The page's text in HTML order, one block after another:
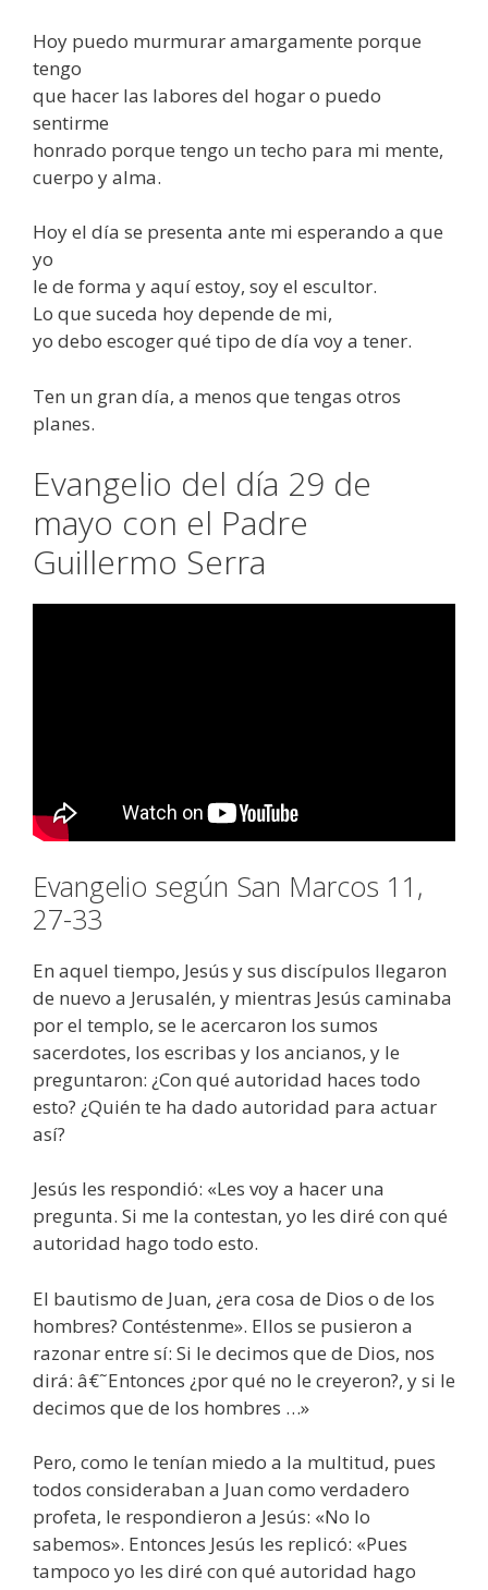
Hoy puedo murmurar amargamente porque
tengo
que hacer las labores del hogar o puedo
sentirme
honrado porque tengo un techo para mi mente,
cuerpo y alma.
Hoy el día se presenta ante mi esperando a que
yo
le de forma y aquí estoy, soy el escultor.
Lo que suceda hoy depende de mi,
yo debo escoger qué tipo de día voy a tener.
Ten un gran día, a menos que tengas otros
planes.
Evangelio del día 29 de
mayo con el Padre
Guillermo Serra
Evangelio según San Marcos 11,
27-33
En aquel tiempo, Jesús y sus discípulos llegaron
de nuevo a Jerusalén, y mientras Jesús caminaba
por el templo, se le acercaron los sumos
sacerdotes, los escribas y los ancianos, y le
preguntaron: ¿Con qué autoridad haces todo
esto? ¿Quién te ha dado autoridad para actuar
así?
Jesús les respondió: «Les voy a hacer una
pregunta. Si me la contestan, yo les diré con qué
autoridad hago todo esto.
El bautismo de Juan, ¿era cosa de Dios o de los
hombres? Contéstenme». Ellos se pusieron a
razonar entre sí: Si le decimos que de Dios, nos
dirá: â€˜Entonces ¿por qué no le creyeron?, y si le
decimos que de los hombres …»
Pero, como le tenían miedo a la multitud, pues
todos consideraban a Juan como verdadero
profeta, le respondieron a Jesús: «No lo
sabemos». Entonces Jesús les replicó: «Pues
tampoco yo les diré con qué autoridad hago